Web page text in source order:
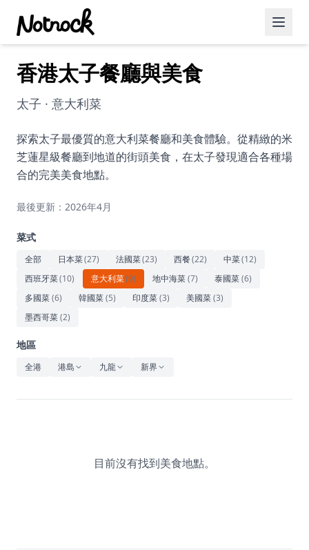
精選活動
博客文章
約會好去處
美食佳餚
藝術文化
休閒
音樂
香港太子餐廳與美食
太子 · 意大利菜
探索太子最優質的意大利菜餐廳和美食體驗。從精緻的米
芝蓮星級餐廳到地道的街頭美食，在太子發現適合各種場
合的完美美食地點。
最後更新：2026年4月
菜式
全部 日本菜(27) 法國菜(23) 西餐(22) 中菜(12)
西班牙菜(10) 意大利菜(9) 地中海菜(7) 泰國菜(6)
多國菜(6) 韓國菜(5) 印度菜(3) 美國菜(3)
墨西哥菜(2)
地區
全港 港島 九龍 新界
目前沒有找到美食地點。